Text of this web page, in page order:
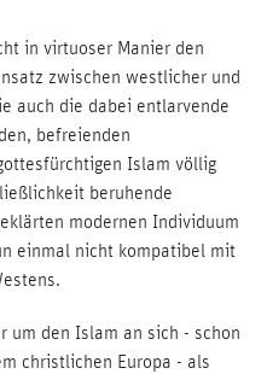
in virtuoser Manier den
zwischen westlicher und
auch die dabei entlarvende
befreienden
Islam völlig
beruhende
modernen Individuum
einmal nicht kompatibel mit
um den Islam an sich - schon
christlichen Europa - als